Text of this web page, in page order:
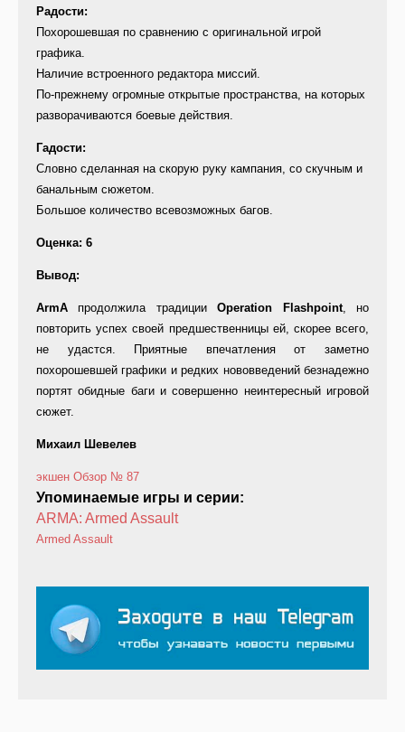
Радости:
Похорошевшая по сравнению с оригинальной игрой
графика.
Наличие встроенного редактора миссий.
По-прежнему огромные открытые пространства, на которых
разворачиваются боевые действия.
Гадости:
Словно сделанная на скорую руку кампания, со скучным и
банальным сюжетом.
Большое количество всевозможных багов.
Оценка: 6
Вывод:
ArmA продолжила традицииOperation Flashpoint, но
повторить успех своей предшественницы ей, скорее всего,
не удастся. Приятные впечатления от заметно
похорошевшей графики и редких нововведений безнадежно
портят обидные баги и совершенно неинтересный игровой
сюжет.
Михаил Шевелев
экшен Обзор № 87
Упоминаемые игры и серии:
ARMA: Armed Assault
Armed Assault